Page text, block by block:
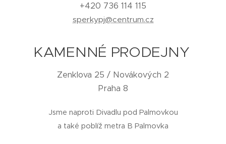
+420 736 114 115
sperkypj@centrum.cz
KAMENNÉ PRODEJNY
Zenklova 25 / Novákových 2
Praha 8
Jsme naproti Divadlu pod Palmovkou
a také poblíž metra B Palmovka